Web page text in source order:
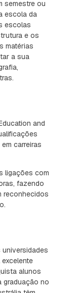
semestre ou
escola da
escolas
e os
matérias
a sua
and
carreiras
ligações com
fazendo
reconhecidos
universidades
alunos
graduação no